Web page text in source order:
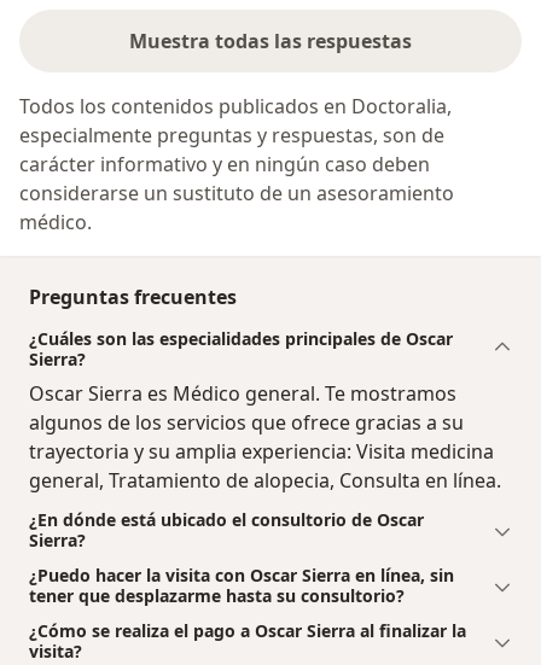
Muestra todas las respuestas
Todos los contenidos publicados en Doctoralia,
especialmente preguntas y respuestas, son de
carácter informativo y en ningún caso deben
considerarse un sustituto de un asesoramiento
médico.
Preguntas frecuentes
¿Cuáles son las especialidades principales de Oscar
Sierra?
Oscar Sierra es Médico general. Te mostramos
algunos de los servicios que ofrece gracias a su
trayectoria y su amplia experiencia: Visita medicina
general, Tratamiento de alopecia, Consulta en línea.
¿En dónde está ubicado el consultorio de Oscar
Sierra?
¿Puedo hacer la visita con Oscar Sierra en línea, sin
tener que desplazarme hasta su consultorio?
¿Cómo se realiza el pago a Oscar Sierra al finalizar la
visita?